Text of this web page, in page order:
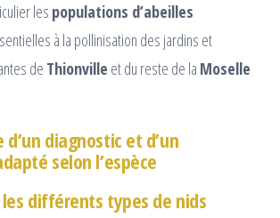
les populations d’abeilles
à la pollinisation des jardins et
de Thionville et du reste de la Moselle
d’un diagnostic et d’un
selon l’espèce
différents types de nids